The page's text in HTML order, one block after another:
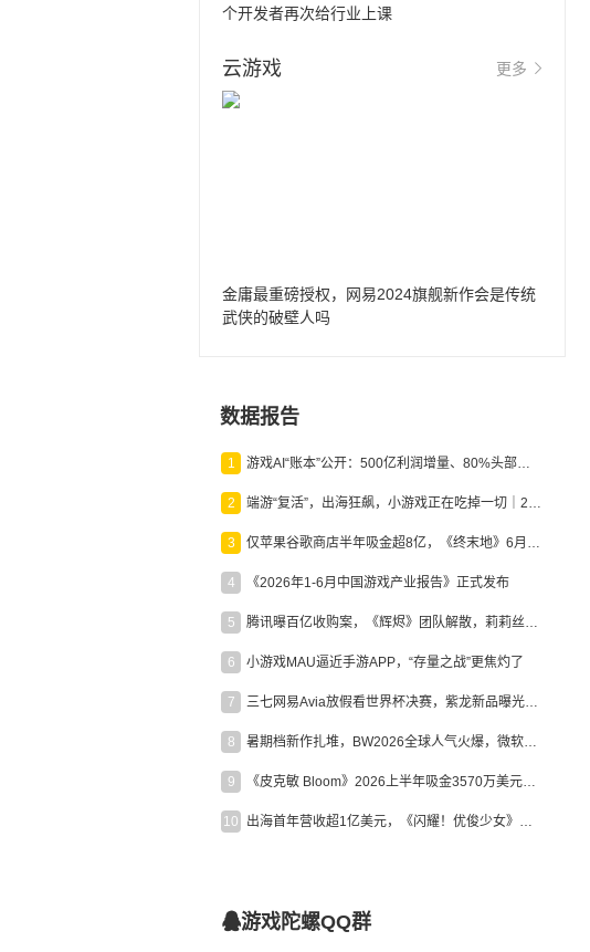
个开发者再次给行业上课
云游戏 更多
金庸最重磅授权，网易2024旗舰新作会是传统
武侠的破壁人吗
数据报告
1 游戏AI“账本”公开：500亿利润增量、80%头部入局，谁在闷声发财？
2 端游“复活”，出海狂飙，小游戏正在吃掉一切｜2026上半年产业报告
3 仅苹果谷歌商店半年吸金超8亿，《终末地》6月份收入显著回暖
4 《2026年1-6月中国游戏产业报告》正式发布
5 腾讯曝百亿收购案，《辉烬》团队解散，莉莉丝新作曝光｜陀螺周报
6 小游戏MAU逼近手游APP，“存量之战”更焦灼了
7 三七网易Avia放假看世界杯决赛，紫龙新品曝光，米哈游新作上线 | 陀螺周报
8 暑期档新作扎堆，BW2026全球人气火爆，微软XBOX大裁员|陀螺周报
9 《皮克敏 Bloom》2026上半年吸金3570万美元，中国台湾成最大市场
10 出海首年营收超1亿美元，《闪耀！优俊少女》美国市场占比达七成
游戏陀螺QQ群